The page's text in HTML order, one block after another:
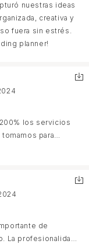
Lara y Anna
de mi boda
más veces solo
Lara i Anna us
nuestras ideas
creativa y
fuera sin estrés.
planner!
los servicios
para
se involucró en
nuestras
No podríamos
de
La profesionalidad